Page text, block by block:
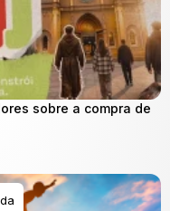
sobre a compra de